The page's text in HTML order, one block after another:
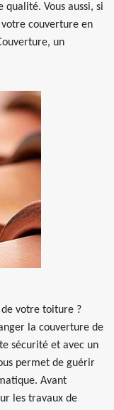
Vous aussi, si
votre couverture en
un
votre toiture ?
la couverture de
sécurité et avec un
permet de guérir
Avant
les travaux de